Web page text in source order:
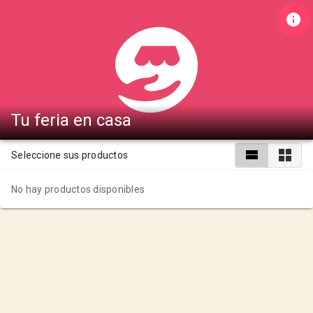
Tu feria en casa
Seleccione sus productos
No hay productos disponibles